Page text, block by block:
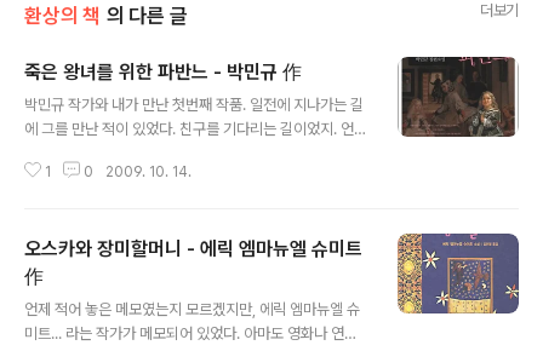
환상의 책 의 다른 글 더보기
죽은 왕녀를 위한 파반느 - 박민규 作
박민규 작가와 내가 만난 첫번째 작품. 일전에 지나가는 길
에 그를 만난 적이 있었다. 친구를 기다리는 길이었지. 언제
속 장소에 나간 나는 이런 저런 흥미로운 제목의 책을 펼쳐
냥 제목만으로 뭔가 있지 않을까 생각하게 하던.. 그.러.나.
그게 그와 나와 마지막이라고 생각했다. 처음 몇장을 보는
동안 도대체 공감할 수 없던 내용들, 문체.. 특히나 그 당시
는 - 지금도 여전히 남아있지만 - 지나치게 가벼운 말투의
1 0 2009. 10. 14.
오스카와 장미할머니 - 에릭 엠마뉴엘 슈미트
作
언제 적어 놓은 메모였는지 모르겠지만, 에릭 엠마뉴엘 슈
미트... 라는 작가가 메모되어 있었다. 아마도 영화나 연극...